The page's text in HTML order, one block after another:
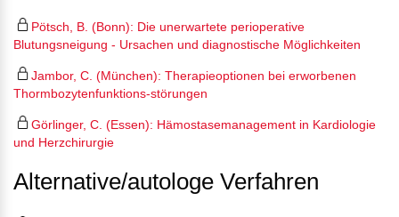
Pötsch, B. (Bonn): Die unerwartete perioperative
Blutungsneigung - Ursachen und diagnostische Möglichkeiten
Jambor, C. (München): Therapieoptionen bei erworbenen
Thormbozytenfunktions-störungen
Görlinger, C. (Essen): Hämostasemanagement in Kardiologie
und Herzchirurgie
Alternative/autologe Verfahren